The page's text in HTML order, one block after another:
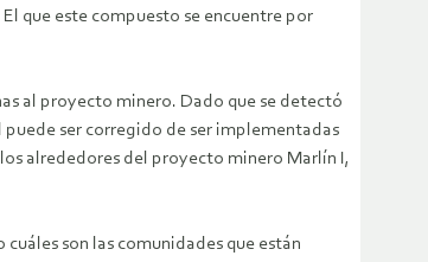
que este compuesto se encuentre por
al proyecto minero. Dado que se detectó
ser corregido de ser implementadas
alrededores del proyecto minero Marlín I,
son las comunidades que están